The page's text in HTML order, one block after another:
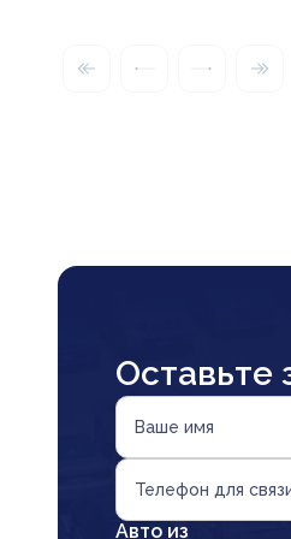
Оставьте
Ваше имя
Телефон для
Авто из